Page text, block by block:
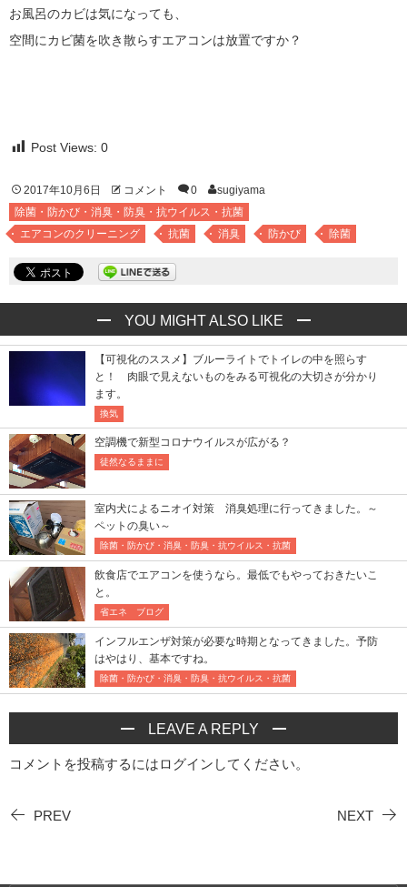
お風呂のカビは気になっても、
空間にカビ菌を吹き散らすエアコンは放置ですか？
Post Views: 0
2017年10月6日 コメント 0
sugiyama
除菌・防かび・消臭・防臭・抗ウイルス・抗菌
エアコンのクリーニング
抗菌 消臭 防かび 除菌
YOU MIGHT ALSO LIKE
【可視化のススメ】ブルーライトでトイレの中を照らす
と！ 肉眼で見えないものをみる可視化の大切さが分かり
ます。
換気
空調機で新型コロナウイルスが広がる？
徒然なるままに
室内犬によるニオイ対策 消臭処理に行ってきました。～
ペットの臭い～
除菌・防かび・消臭・防臭・抗ウイルス・抗菌
飲食店でエアコンを使うなら。最低でもやっておきたいこ
と。
省エネ ブログ
インフルエンザ対策が必要な時期となってきました。予防
はやはり、基本ですね。
除菌・防かび・消臭・防臭・抗ウイルス・抗菌
LEAVE A REPLY
コメントを投稿するにはログイン してください。
PREV NEXT